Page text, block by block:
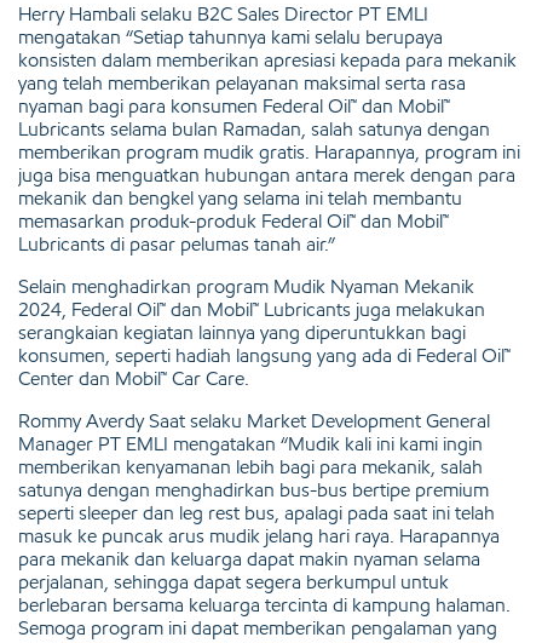
Herry Hambali selaku B2C Sales Director PT EMLI
mengatakan “Setiap tahunnya kami selalu berupaya
konsisten dalam memberikan apresiasi kepada para mekanik
yang telah memberikan pelayanan maksimal serta rasa
nyaman bagi para konsumen Federal Oil™ dan Mobil™
Lubricants selama bulan Ramadan, salah satunya dengan
memberikan program mudik gratis. Harapannya, program ini
juga bisa menguatkan hubungan antara merek dengan para
mekanik dan bengkel yang selama ini telah membantu
memasarkan produk-produk Federal Oil™ dan Mobil™
Lubricants di pasar pelumas tanah air.”
Selain menghadirkan program Mudik Nyaman Mekanik
2024, Federal Oil™ dan Mobil™ Lubricants juga melakukan
serangkaian kegiatan lainnya yang diperuntukkan bagi
konsumen, seperti hadiah langsung yang ada di Federal Oil™
Center dan Mobil™ Car Care.
Rommy Averdy Saat selaku Market Development General
Manager PT EMLI mengatakan “Mudik kali ini kami ingin
memberikan kenyamanan lebih bagi para mekanik, salah
satunya dengan menghadirkan bus-bus bertipe premium
seperti sleeper dan leg rest bus, apalagi pada saat ini telah
masuk ke puncak arus mudik jelang hari raya. Harapannya
para mekanik dan keluarga dapat makin nyaman selama
perjalanan, sehingga dapat segera berkumpul untuk
berlebaran bersama keluarga tercinta di kampung halaman.
Semoga program ini dapat memberikan pengalaman yang